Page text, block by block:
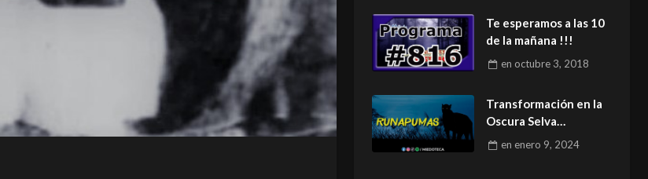
Te esperamos a las 10
de la mañana !!!
en octubre 3, 2018
Transformación en la
Oscura Selva
Amazónica
en enero 9, 2024